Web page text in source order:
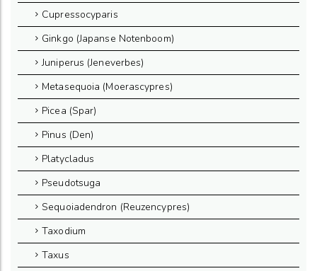
Cupressocyparis
Ginkgo (Japanse Notenboom)
Juniperus (Jeneverbes)
Metasequoia (Moerascypres)
Picea (Spar)
Pinus (Den)
Platycladus
Pseudotsuga
Sequoiadendron (Reuzencypres)
Taxodium
Taxus